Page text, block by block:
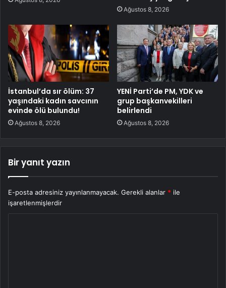
Ağustos 8, 2026
İstanbul’da sır ölüm: 37
yaşındaki kadın savcının
evinde ölü bulundu!
Ağustos 8, 2026
YENİ Parti’de PM, YDK ve
grup başkanvekilleri
belirlendi
Ağustos 8, 2026
Bir yanıt yazın
E-posta adresiniz yayınlanmayacak. Gerekli alanlar * ile
işaretlenmişlerdir